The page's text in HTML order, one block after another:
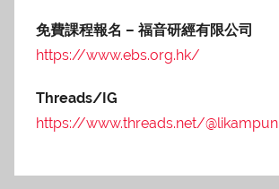
免費課程報名 – 福音研經有限公司
https://www.ebs.org.hk/
Threads/IG
https://www.threads.net/@likampun